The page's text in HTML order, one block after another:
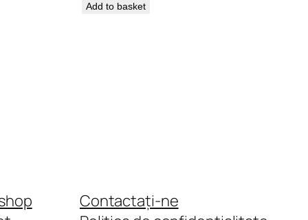
Add to basket
Contactați-ne